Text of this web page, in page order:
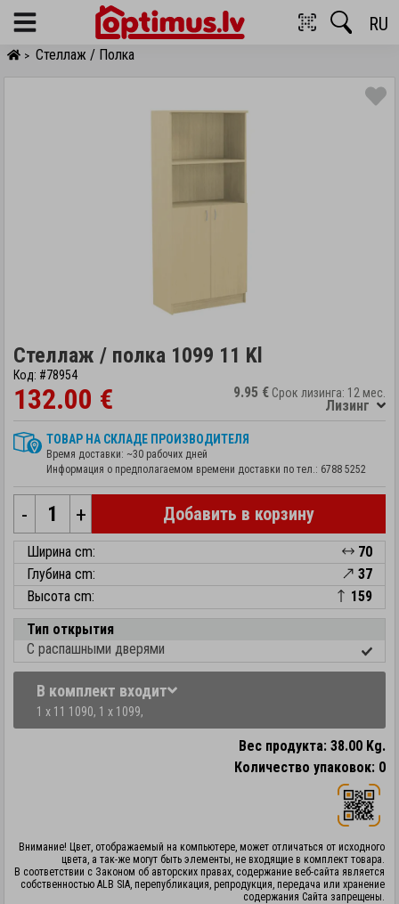
Menu RU
> Стеллаж / Полка
Стеллаж / полка 1099 11 Kl
Код: #78954
132.00 € 9.95 € Срок лизинга: 12 мес.
Лизинг
ТОВАР НА СКЛАДЕ ПРОИЗВОДИТЕЛЯ
Время доставки: ~30 рабочих дней
Информация о предполагаемом времени доставки по тел.: 6788 5252
- + Добавить в корзину
Ширина cm:
70
Глубина cm:
37
Высота cm:
159
Тип открытия
С распашными дверями
В комплект входит
1 x 11 1090, 1 x 1099,
Вес продукта: 38.00 Kg.
Количество упаковок: 0
Внимание! Цвет, отображаемый на компьютере, может отличаться от исходного
цвета, а так-же могут быть элементы, не входящие в комплект товара.
В соответствии с Законом об авторских правах, содержание веб-сайта является
собственностью ALB SIA, перепубликация, репродукция, передача или хранение
содержания Сайта запрещены.